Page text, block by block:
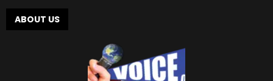
ABOUT US